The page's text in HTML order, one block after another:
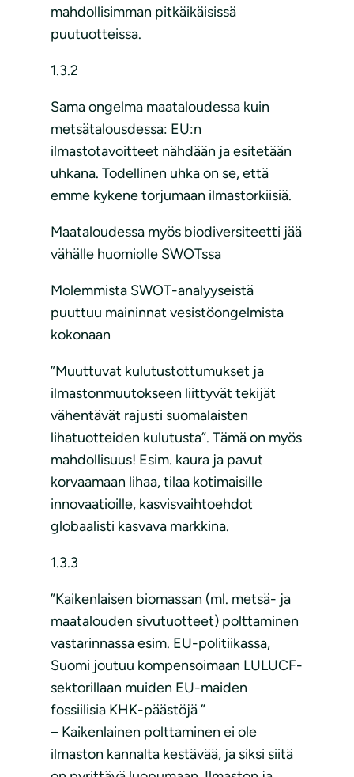
mahdollisimman pitkäikäisissä
puutuotteissa.
1.3.2
Sama ongelma maataloudessa kuin
metsätalousdessa: EU:n
ilmastotavoitteet nähdään ja esitetään
uhkana. Todellinen uhka on se, että
emme kykene torjumaan ilmastorkiisiä.
Maataloudessa myös biodiversiteetti jää
vähälle huomiolle SWOTssa
Molemmista SWOT-analyyseistä
puuttuu maininnat vesistöongelmista
kokonaan
”Muuttuvat kulutustottumukset ja
ilmastonmuutokseen liittyvät tekijät
vähentävät rajusti suomalaisten
lihatuotteiden kulutusta”. Tämä on myös
mahdollisuus! Esim. kaura ja pavut
korvaamaan lihaa, tilaa kotimaisille
innovaatioille, kasvisvaihtoehdot
globaalisti kasvava markkina.
1.3.3
”Kaikenlaisen biomassan (ml. metsä- ja
maatalouden sivutuotteet) polttaminen
vastarinnassa esim. EU-politiikassa,
Suomi joutuu kompensoimaan LULUCF-
sektorillaan muiden EU-maiden
fossiilisia KHK-päästöjä ”
– Kaikenlainen polttaminen ei ole
ilmaston kannalta kestävää, ja siksi siitä